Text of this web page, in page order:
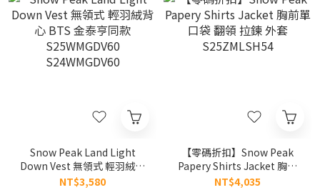
Snow Peak Land Light
Down Vest 無領式 輕羽絨背
心 BTS 金泰亨同款
NT$3,580
【零碼折扣】Snow Peak
Papery Shirts Jacket 胸前
單口袋 翻領 拉鍊 外套
NT$4,035